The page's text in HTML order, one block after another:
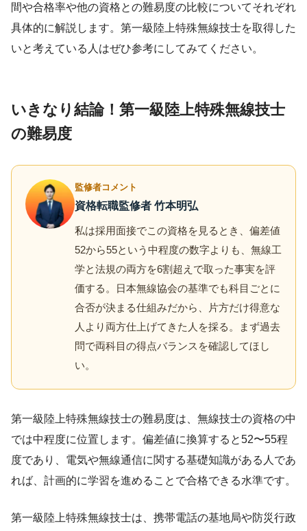
間や合格率や他の資格との難易度の比較についてそれぞれ
具体的に解説します。第一級陸上特殊無線技士を取得した
いと考えている人はぜひ参考にしてみてください。
いきなり結論！第一級陸上特殊無線技士
の難易度
監修者コメント
資格転職監修者 竹本明弘
私は採用面接でこの資格を見るとき、偏差値
52から55という中程度の数字よりも、無線工
学と法規の両方を6割超えで取った事実を評
価する。日本無線協会の基準でも科目ごとに
合否が決まる仕組みだから、片方だけ得意な
人より両方仕上げてきた人を採る。まず過去
問で両科目の得点バランスを確認してほし
い。
第一級陸上特殊無線技士の難易度は、無線技士の資格の中
では中程度に位置します。偏差値に換算すると52〜55程
度であり、電気や無線通信に関する基礎知識がある人であ
れば、計画的に学習を進めることで合格できる水準です。
第一級陸上特殊無線技士は、携帯電話の基地局や防災行政